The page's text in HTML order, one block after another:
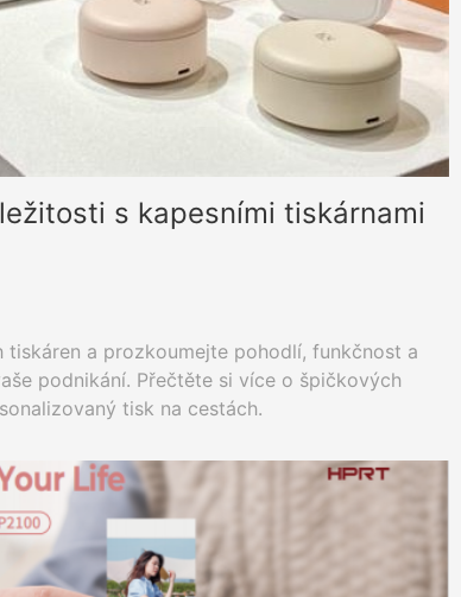
s kapesními tiskárnami
a prozkoumejte pohodlí, funkčnost a
podnikání. Přečtěte si více o špičkových
tisk na cestách.